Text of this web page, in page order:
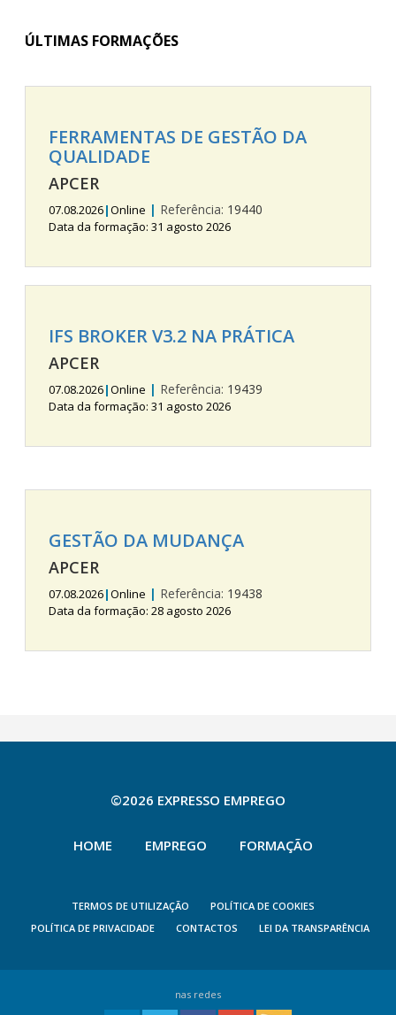
ÚLTIMAS FORMAÇÕES
FERRAMENTAS DE GESTÃO DA
QUALIDADE
APCER
07.08.2026|Online | Referência: 19440
Data da formação: 31 agosto 2026
IFS BROKER V3.2 NA PRÁTICA
APCER
07.08.2026|Online | Referência: 19439
Data da formação: 31 agosto 2026
GESTÃO DA MUDANÇA
APCER
07.08.2026|Online | Referência: 19438
Data da formação: 28 agosto 2026
©2026 EXPRESSO EMPREGO
HOME EMPREGO FORMAÇÃO
TERMOS DE UTILIZAÇÃO
POLÍTICA DE COOKIES
POLÍTICA DE PRIVACIDADE
CONTACTOS LEI DA TRANSPARÊNCIA
nas redes